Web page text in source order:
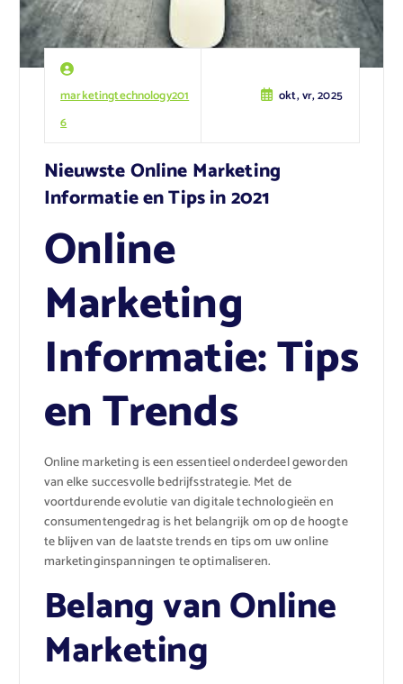
marketingtechnology201
6
okt, vr, 2025
Nieuwste Online Marketing
Informatie en Tips in 2021
Online
Marketing
Informatie: Tips
en Trends
Online marketing is een essentieel onderdeel geworden
van elke succesvolle bedrijfsstrategie. Met de
voortdurende evolutie van digitale technologieën en
consumentengedrag is het belangrijk om op de hoogte
te blijven van de laatste trends en tips om uw online
marketinginspanningen te optimaliseren.
Belang van Online
Marketing